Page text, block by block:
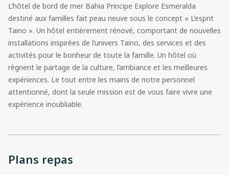
L’hôtel de bord de mer Bahia Principe Explore Esmeralda
destiné aux familles fait peau neuve sous le concept « L’esprit
Taino ». Un hôtel entièrement rénové, comportant de nouvelles
installations inspirées de l’univers Taino, des services et des
activités pour le bonheur de toute la famille. Un hôtel où
règnent le partage de la culture, l’ambiance et les meilleures
expériences. Le tout entre les mains de notre personnel
attentionné, dont la seule mission est de vous faire vivre une
expérience inoubliable.
Plans repas